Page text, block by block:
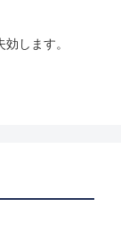
します。